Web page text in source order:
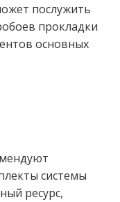
послужить
прокладки
основных
системы
ресурс,